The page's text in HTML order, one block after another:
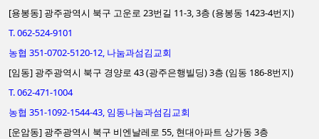
[용봉동] 광주광역시 북구 고운로 23번길 11-3, 3층 (용봉동 1423-4번지)
T. 062-524-9101
농협 351-0702-5120-12, 나눔과섬김교회
[임동] 광주광역시 북구 경양로 43 (광주은행빌딩) 3층 (임동 186-8번지)
T. 062-471-1004
농협 351-1092-1544-43, 임동나눔과섬김교회
[운암동] 광주광역시 북구 비엔날레로 55, 현대아파트 상가동 3층